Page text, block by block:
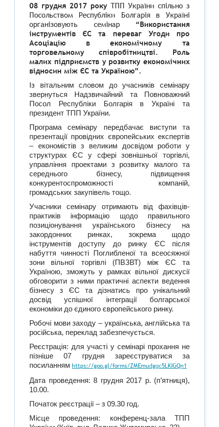
08 грудня 2017 року ТПП України спільно з
Посольством Республіки Болгарія в Україні
організовують семінар “Використання
інструментів ЄС та переваг Угоди про
Асоціацію в економічному та
торговельному співробітництві. Роль
малих підприємств у розвитку економічних
відносин між ЄС та Україною”.
Із вітальним словом до учасників семінару
звернуться Надзвичайний та Повноважний
Посол Республіки Болгарія в Україні та
президент ТПП України.
Програма семінару передбачає виступи та
презентації провідних європейських експертів
– економістів з великим досвідом роботи у
структурах ЄС у сфері зовнішньої торгівлі,
управління проектами з розвитку малого та
середнього бізнесу, підвищення
конкурентоспроможності компаній,
громадських закупівель тощо.
Учасники семінару отримають від фахівців-
практиків інформацію щодо правильного
позиціонування українського бізнесу на
закордонних ринках, зокрема щодо
інструментів доступу до ринку ЄС після
набуття чинності Поглибленої та всеосяжної
зони вільної торгівлі (ПВЗВТ) між ЄС та
Україною, зможуть у рамках вільної дискусії
обговорити з ними практичні аспекти ведення
бізнесу з ЄС та дізнатись про унікальний
досвід успішної інтеграції болгарської
економіки до єдиного європейського ринку.
Робочі мови заходу – українська, англійська та
російська, переклад забезпечується.
Реєстрація: для участі у семінарі прохання не
пізніше 07 грудня зареєструватися за
посиланням https://goo.gl/forms/ZMEmudgqc5LKIGQn1
Дата проведення: 8 грудня 2017 р. (п’ятниця),
10.00.
Початок реєстрації – з 09.30 год.
Місце проведення: конференц-зала ТПП